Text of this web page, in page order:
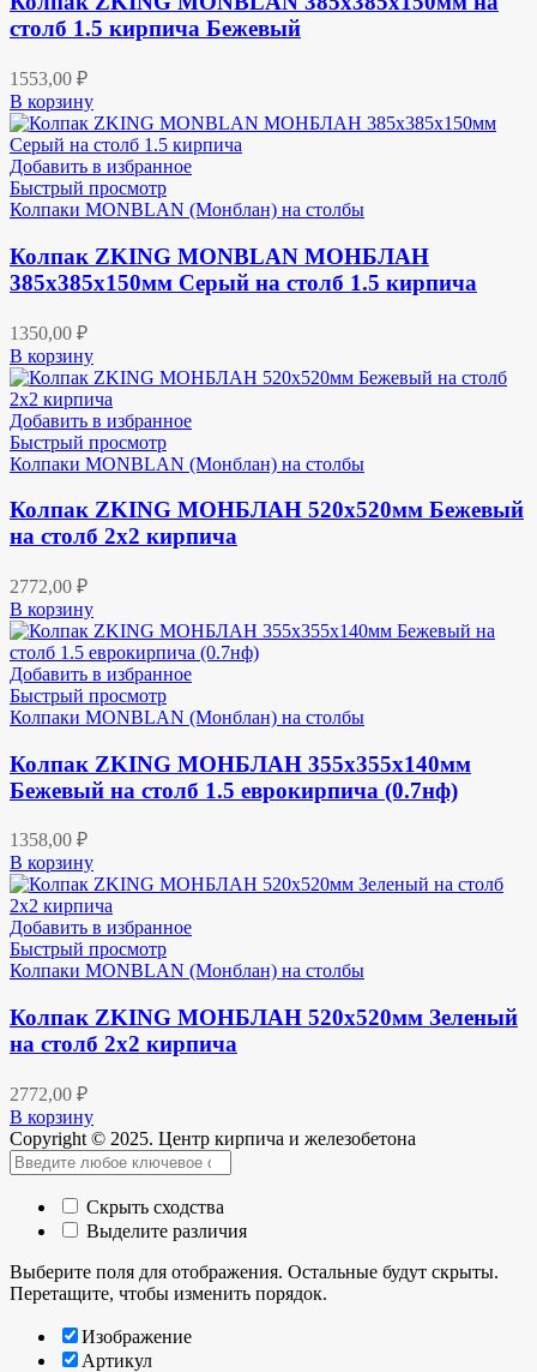
столб 1.5 кирпича Бежевый
1553,00 ₽
В корзину
Добавить в избранное
Быстрый просмотр
Колпаки MONBLAN (Монблан) на столбы
Колпак ZKING MONBLAN МОНБЛАН
385х385х150мм Серый на столб 1.5 кирпича
1350,00 ₽
В корзину
Добавить в избранное
Быстрый просмотр
Колпаки MONBLAN (Монблан) на столбы
Колпак ZKING МОНБЛАН 520х520мм Бежевый
на столб 2х2 кирпича
2772,00 ₽
В корзину
Добавить в избранное
Быстрый просмотр
Колпаки MONBLAN (Монблан) на столбы
Колпак ZKING МОНБЛАН 355х355х140мм
Бежевый на столб 1.5 еврокирпича (0.7нф)
1358,00 ₽
В корзину
Добавить в избранное
Быстрый просмотр
Колпаки MONBLAN (Монблан) на столбы
Колпак ZKING МОНБЛАН 520х520мм Зеленый
на столб 2х2 кирпича
2772,00 ₽
В корзину
Copyright © 2025. Центр кирпича и железобетона
Скрыть сходства
Выделите различия
Выберите поля для отображения. Остальные будут скрыты.
Перетащите, чтобы изменить порядок.
Изображение
Артикул